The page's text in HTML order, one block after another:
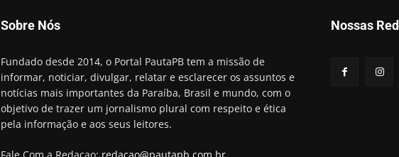
Sobre Nós
Fundado desde 2014, o Portal PautaPB tem a missão de
informar, noticiar, divulgar, relatar e esclarecer os assuntos e
notícias mais importantes da Paraíba, Brasil e mundo, com o
objetivo de trazer um jornalismo plural com respeito e ética
pela informação e aos seus leitores.
Nossas